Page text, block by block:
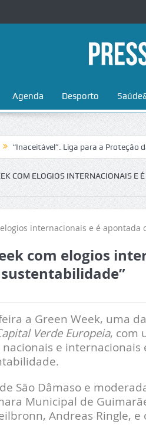
Agenda Desporto
Liga para a Proteção da
COM ELOGIOS INTERNACIONAIS E
com elogios
a Green Week, uma
Verde Europeia, com
e internacionais
São Dâmaso e
Municipal de
Andreas Ringle, e